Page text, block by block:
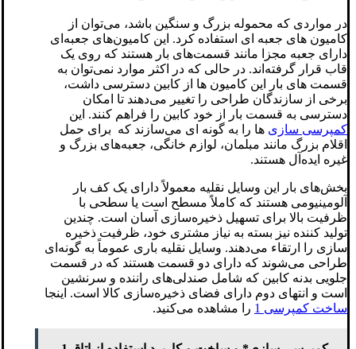
در مواردی که محموله بزرگ و سنگین باشد، می‌توان از
کامیون های جعبه ای استفاده کرد. این کامیون‌های جعبه‌ای
دارای جعبه مجزا مانند قسمت‌های بار هستند که روی یک
قاب قرار گرفته‌اند. در حالی که در اکثر موارد نمی‌توان به
قسمت های بار این کامیون ها از کابین دسترسی داشت،
برخی از سازندگان طراحی را تغییر می‌دهند تا امکان
دسترسی به قسمت بار از خود کابین را فراهم کنند. این
کمپرسی سازی ها را به گونه ای می‌سازند که برای حمل
اقلام بزرگ مانند مبلمان، لوازم خانگی، جعبه‌های بزرگ و
غیره ایده‌آل هستند.
بخش‌های بار این وسایل نقلیه معمولاً دارای یک کف بار
آلومینیومی هستند که کاملاً مسطح است یا سطحی با
ظرفیت بالا برای تسهیل ذخیره‌سازی آسان است. چندین
تولید کننده نیز بسته به نیاز مشتری خود، ظرفیت ذخیره
سازی را ارتقاء می‌دهند. وسایل نقلیه باری عموماً به گونه‌ای
طراحی می‌شوند که دارای دو قسمت هستند که در قسمت
جلویی بدنه کابین که شامل صندلی‌های راننده و سرنشین
است و انتهای دوم دارای فضای ذخیره‌سازی کالا است. اینجا
ساخت کمپرسی 1
را مشاهده می‌کنید.